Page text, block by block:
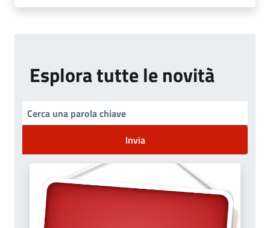
Esplora tutte le novità
Invia